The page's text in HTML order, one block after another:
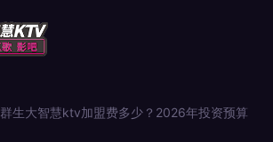
群生大智慧ktv加盟费多少？2026年投资预算